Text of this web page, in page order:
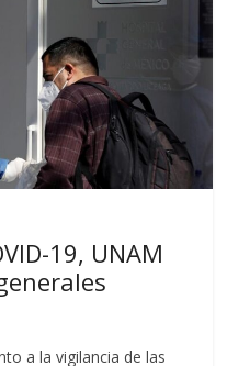
19, UNAM
a la vigilancia de las